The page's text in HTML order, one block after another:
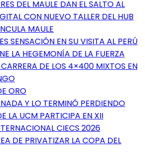
DEL MAULE DAN EL SALTO AL
CON NUEVO TALLER DEL HUB
MAULE
SENSACIÓN EN SU VISITA AL PERÚ
LA HEGEMONÍA DE LA FUERZA
DE LOS 4×400 MIXTOS EN
ORO
Y LO TERMINÓ PERDIENDO
LA UCM PARTICIPA EN XII
CIECS 2026
DE PRIVATIZAR LA COPA DEL